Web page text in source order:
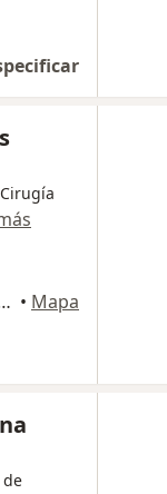
- Estadio medellin antioquia, Medellín • Mapa
de